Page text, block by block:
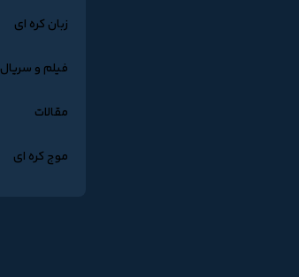
زبان کره ای
فیلم و سریال
مقالات
موج کره ای